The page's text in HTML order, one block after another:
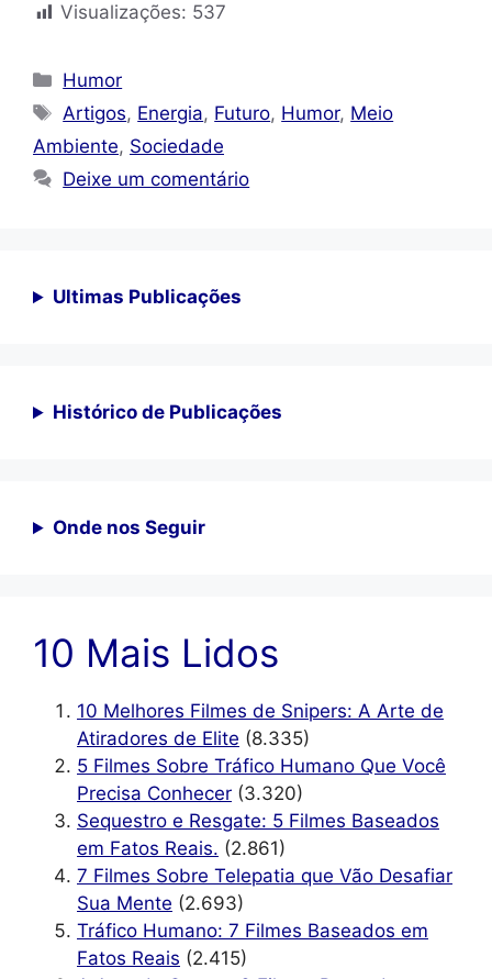
Visualizações: 537
Categorias
Humor
Tags
Artigos, Energia, Futuro, Humor, Meio
Ambiente, Sociedade
Deixe um comentário
Ultimas Publicações
Histórico de Publicações
Onde nos Seguir
10 Mais Lidos
10 Melhores Filmes de Snipers: A Arte de
Atiradores de Elite (8.335)
5 Filmes Sobre Tráfico Humano Que Você
Precisa Conhecer (3.320)
Sequestro e Resgate: 5 Filmes Baseados
em Fatos Reais. (2.861)
7 Filmes Sobre Telepatia que Vão Desafiar
Sua Mente (2.693)
Tráfico Humano: 7 Filmes Baseados em
Fatos Reais (2.415)